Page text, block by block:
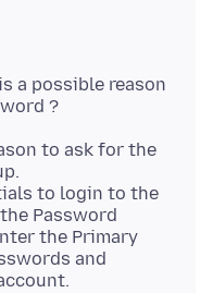
a possible reason
to ask for the
to login to the
Password
the Primary
and